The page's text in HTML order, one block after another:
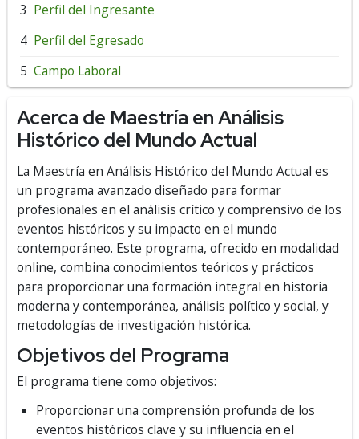
Perfil del Ingresante
Perfil del Egresado
Campo Laboral
Acerca de Maestría en Análisis
Histórico del Mundo Actual
La Maestría en Análisis Histórico del Mundo Actual es
un programa avanzado diseñado para formar
profesionales en el análisis crítico y comprensivo de los
eventos históricos y su impacto en el mundo
contemporáneo. Este programa, ofrecido en modalidad
online, combina conocimientos teóricos y prácticos
para proporcionar una formación integral en historia
moderna y contemporánea, análisis político y social, y
metodologías de investigación histórica.
Objetivos del Programa
El programa tiene como objetivos:
Proporcionar una comprensión profunda de los
eventos históricos clave y su influencia en el